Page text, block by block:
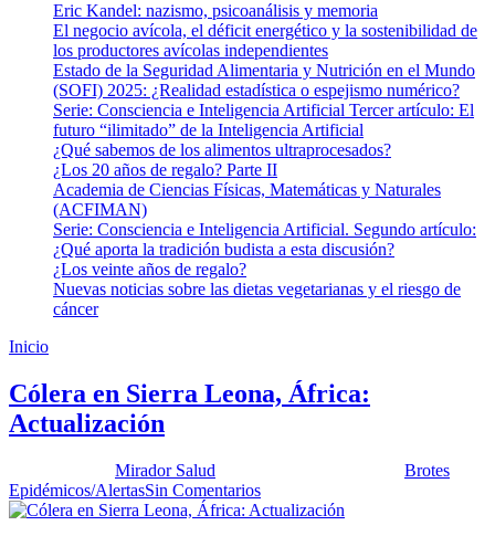
Eric Kandel: nazismo, psicoanálisis y memoria
El negocio avícola, el déficit energético y la sostenibilidad de
los productores avícolas independientes
Estado de la Seguridad Alimentaria y Nutrición en el Mundo
(SOFI) 2025: ¿Realidad estadística o espejismo numérico?
Serie: Consciencia e Inteligencia Artificial Tercer artículo: El
futuro “ilimitado” de la Inteligencia Artificial
¿Qué sabemos de los alimentos ultraprocesados?
¿Los 20 años de regalo? Parte II
Academia de Ciencias Físicas, Matemáticas y Naturales
(ACFIMAN)
Serie: Consciencia e Inteligencia Artificial. Segundo artículo:
¿Qué aporta la tradición budista a esta discusión?
¿Los veinte años de regalo?
Nuevas noticias sobre las dietas vegetarianas y el riesgo de
cáncer
Inicio
Cólera en Sierra Leona, África:
Actualización
Mirador Salud
Brotes
Epidémicos/AlertasSin Comentarios